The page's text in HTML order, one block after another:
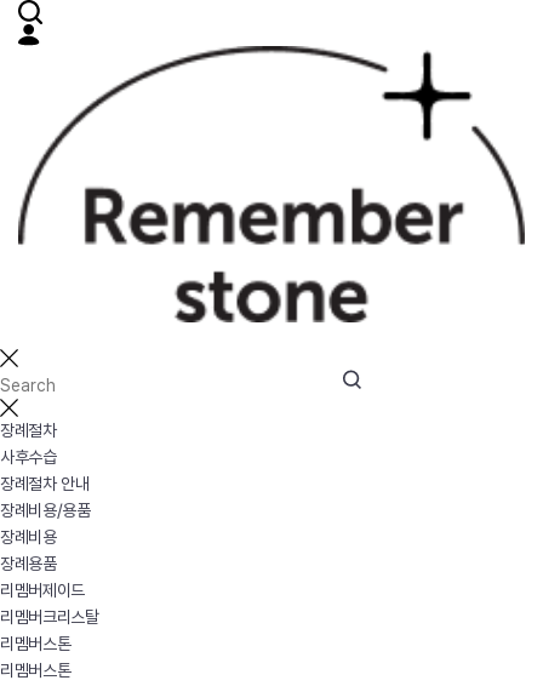
장례절차
사후수습
장례절차 안내
장례비용/용품
장례비용
장례용품
리멤버제이드
리멤버크리스탈
리멤버스톤
리멤버스톤